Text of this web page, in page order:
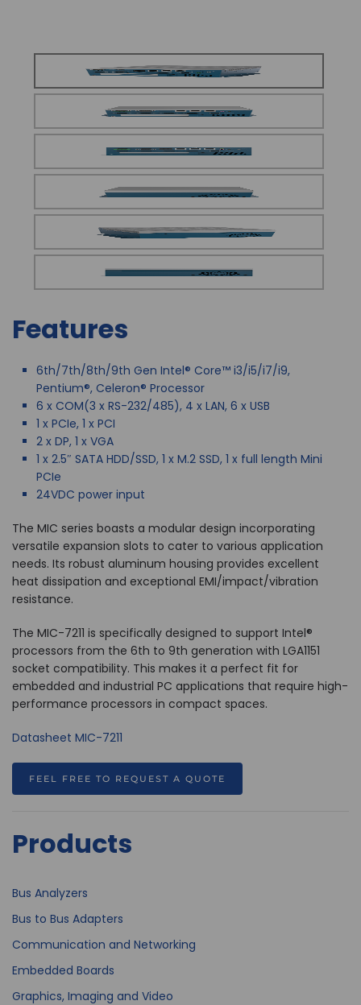
Features
6th/7th/8th/9th Gen Intel® Core™ i3/i5/i7/i9,
Pentium®, Celeron® Processor
6 x COM(3 x RS-232/485), 4 x LAN, 6 x USB
1 x PCIe, 1 x PCI
2 x DP, 1 x VGA
1 x 2.5″ SATA HDD/SSD, 1 x M.2 SSD, 1 x full length Mini
PCIe
24VDC power input
The MIC series boasts a modular design incorporating
versatile expansion slots to cater to various application
needs. Its robust aluminum housing provides excellent
heat dissipation and exceptional EMI/impact/vibration
resistance.
The MIC-7211 is specifically designed to support Intel®
processors from the 6th to 9th generation with LGA1151
socket compatibility. This makes it a perfect fit for
embedded and industrial PC applications that require high-
performance processors in compact spaces.
Datasheet MIC-7211
FEEL FREE TO REQUEST A QUOTE
Products
Bus Analyzers
Bus to Bus Adapters
Communication and Networking
Embedded Boards
Graphics, Imaging and Video